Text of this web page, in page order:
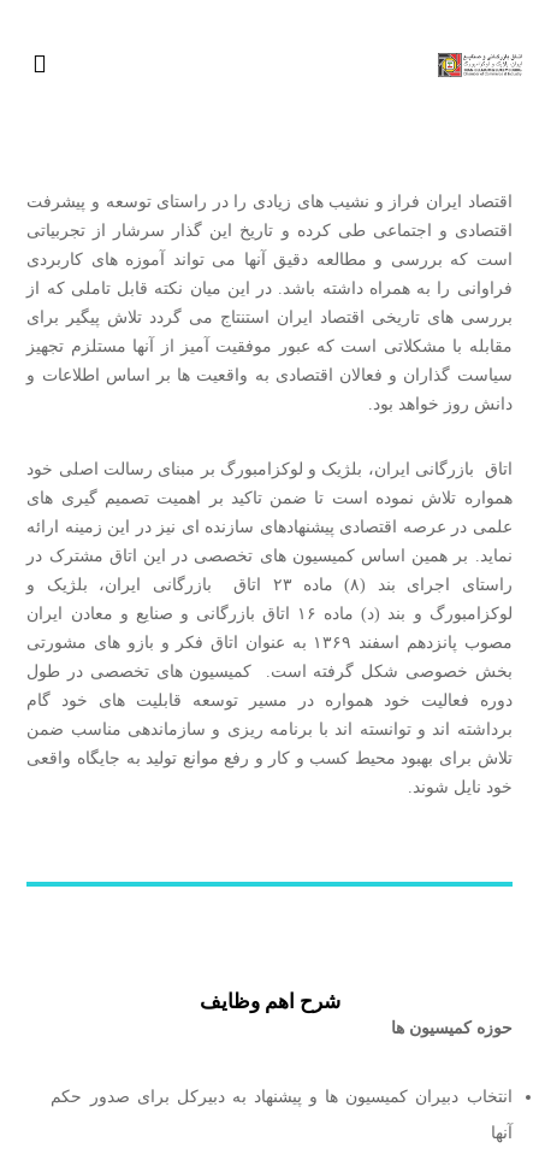
اقتصاد ایران فراز و نشیب های زیادی را در راستای توسعه و پیشرفت
اقتصادی و اجتماعی طی کرده و تاریخ این گذار سرشار از تجربیاتی
است که بررسی و مطالعه دقیق آنها می تواند آموزه های کاربردی
فراوانی را به همراه داشته باشد. در این میان نکته قابل تاملی که از
بررسی های تاریخی اقتصاد ایران استنتاج می گردد تلاش پیگیر برای
مقابله با مشکلاتی است که عبور موفقیت آمیز از آنها مستلزم تجهیز
سیاست گذاران و فعالان اقتصادی به واقعیت ها بر اساس اطلاعات و
دانش روز خواهد بود.
اتاق بازرگانی ایران، بلژیک و لوکزامبورگ بر مبنای رسالت اصلی خود
همواره تلاش نموده است تا ضمن تاکید بر اهمیت تصمیم گیری های
علمی در عرصه اقتصادی پیشنهادهای سازنده ای نیز در این زمینه ارائه
نماید. بر همین اساس کمیسیون ‌های تخصصی در این اتاق مشترک در
راستای اجرای بند (۸) ماده ۲۳ اتاق بازرگانی ایران، بلژیک و
لوکزامبورگ و بند (د) ماده ۱۶ اتاق بازرگانی و صنایع و معادن ایران
مصوب پانزدهم اسفند ۱۳۶۹ به عنوان اتاق فکر و بازو های مشورتی
بخش خصوصی شکل گرفته است. کمیسیون های تخصصی در طول
دوره فعالیت خود همواره در مسیر توسعه قابلیت های خود گام
برداشته اند و توانسته اند با برنامه ریزی و سازماندهی مناسب ضمن
تلاش برای بهبود محیط کسب و کار و رفع موانع تولید به جایگاه واقعی
خود نایل شوند.
شرح اهم وظایف
حوزه کمیسیون ها
انتخاب دبیران کمیسیون ها و پیشنهاد به دبیرکل برای صدور حکم
آنها